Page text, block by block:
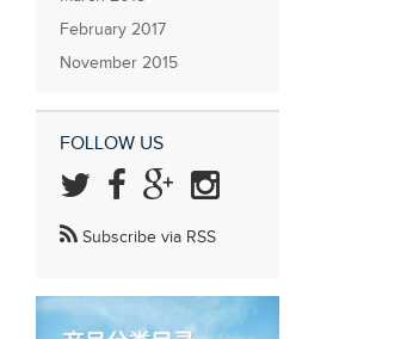
February 2017
November 2015
FOLLOW US
Subscribe via RSS